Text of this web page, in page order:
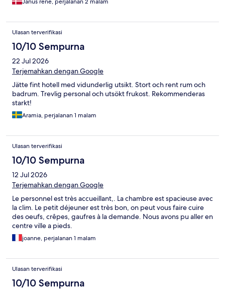
Ulasan terverifikasi
10/10 Sempurna
22 Jul 2026
Terjemahkan dengan Google
Jätte fint hotell med vidunderlig utsikt. Stort och rent rum och
badrum. Trevlig personal och utsökt frukost. Rekommenderas
starkt!
Aramia, perjalanan 1 malam
Ulasan terverifikasi
10/10 Sempurna
12 Jul 2026
Terjemahkan dengan Google
Le personnel est très accueillant,. La chambre est spacieuse avec
la clim. Le petit déjeuner est très bon, on peut vous faire cuire
des oeufs, crêpes, gaufres à la demande. Nous avons pu aller en
centre ville a pieds.
joanne, perjalanan 1 malam
Ulasan terverifikasi
10/10 Sempurna